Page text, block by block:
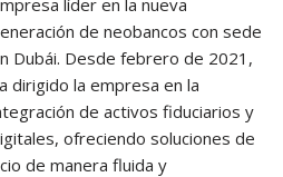
de neobancos con sede
Dubái. Desde febrero de 2021,
dirigido la empresa en la
de activos fiduciarios y
ofreciendo soluciones de
de manera fluida y